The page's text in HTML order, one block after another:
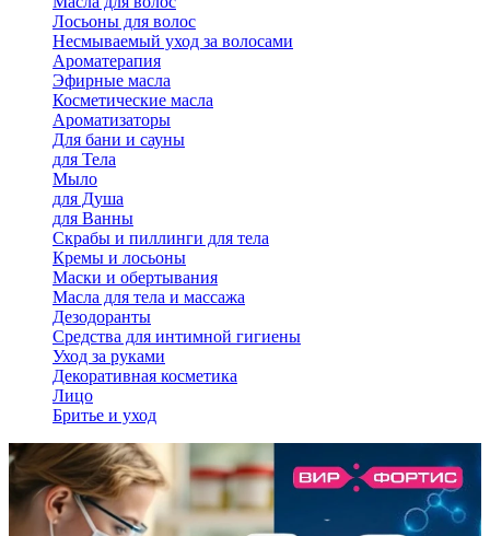
Лосьоны для волос
Несмываемый уход за волосами
Ароматерапия
Эфирные масла
Косметические масла
Ароматизаторы
Для бани и сауны
для Тела
Мыло
для Душа
для Ванны
Скрабы и пиллинги для тела
Кремы и лосьоны
Маски и обертывания
Масла для тела и массажа
Дезодоранты
Средства для интимной гигиены
Уход за руками
Декоративная косметика
Лицо
Бритье и уход